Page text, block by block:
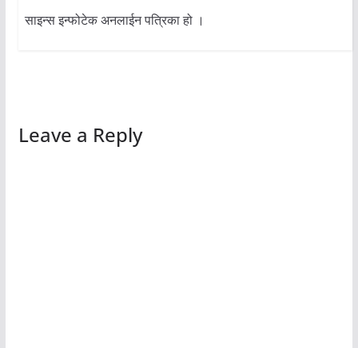
साइन्स इन्फोटेक अनलाईन पत्रिका हो ।
Leave a Reply